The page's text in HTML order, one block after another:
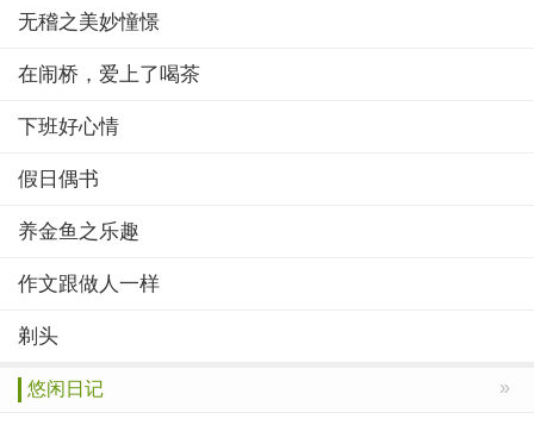
无稽之美妙憧憬
在闹桥，爱上了喝茶
下班好心情
假日偶书
养金鱼之乐趣
作文跟做人一样
剃头
悠闲日记 »